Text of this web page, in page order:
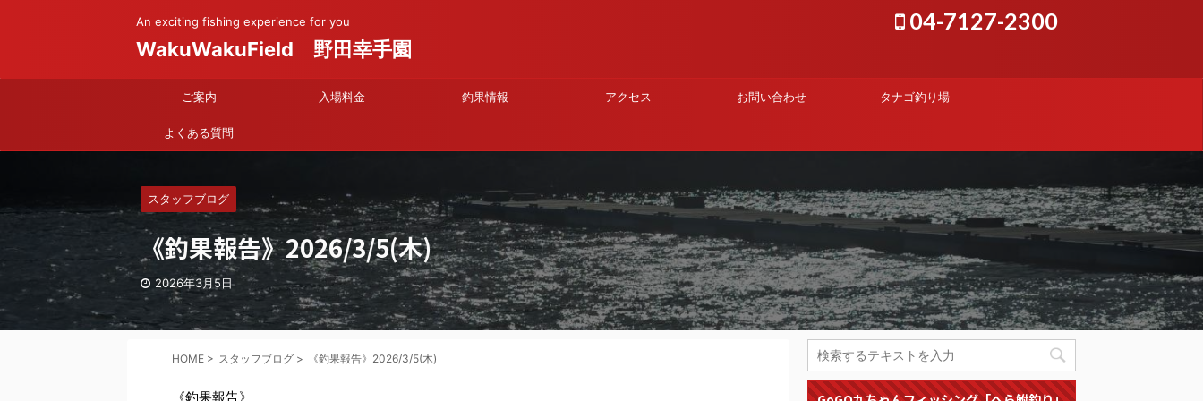
An exciting fishing experience for you
WakuWakuField 野田幸手園
04-7127-2300
ご案内 入場料金 釣果情報 アクセス お問い合わせ タナゴ釣り場
よくある質問
スタッフブログ
《釣果報告》2026/3/5(木)
2026年3月5日
HOME > スタッフブログ > 《釣果報告》2026/3/5(木)
《釣果報告》